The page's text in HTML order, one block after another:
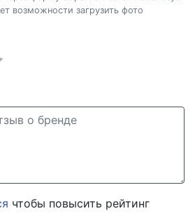
возможности загрузить фото
чтобы повысить рейтинг